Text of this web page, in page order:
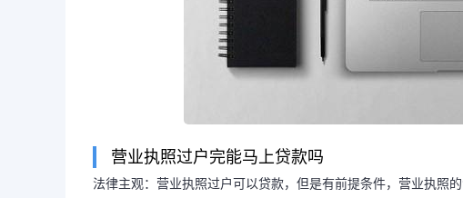
营业执照过户完能马上贷款吗
法律主观：营业执照过户可以贷款，但是有前提条件，营业执照